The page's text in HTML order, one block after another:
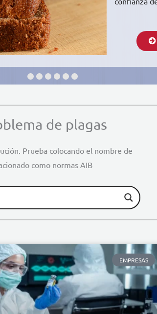
de plagas
Prueba colocando el nombre de
como normas AIB
EMPRESAS